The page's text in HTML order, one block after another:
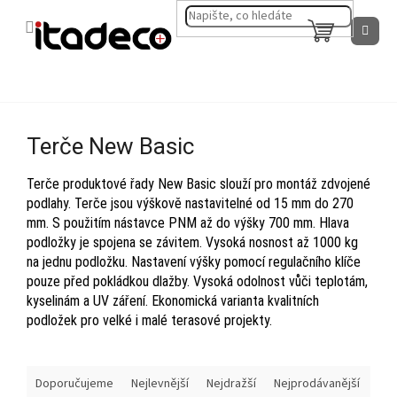
NÁKUPNÍ
KOŠÍK
Terče New Basic
Terče produktové řady New Basic slouží pro montáž zdvojené
podlahy. Terče jsou výškově nastavitelné od 15 mm do 270
mm. S použitím nástavce PNM až do výšky 700 mm. Hlava
podložky je spojena se závitem. Vysoká nosnost až 1000 kg
na jednu podložku. Nastavení výšky pomocí regulačního klíče
pouze před pokládkou dlažby. Vysoká odolnost vůči teplotám,
kyselinám a UV záření. Ekonomická varianta kvalitních
podložek pro velké i malé terasové projekty.
ŘDoporučujeme Nejlevnější Nejdražší
Nejprodávanější